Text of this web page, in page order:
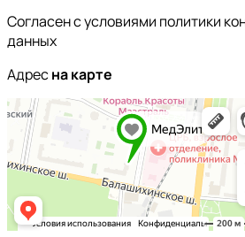
Cогласен с условиями политики
данных
Адресна карте